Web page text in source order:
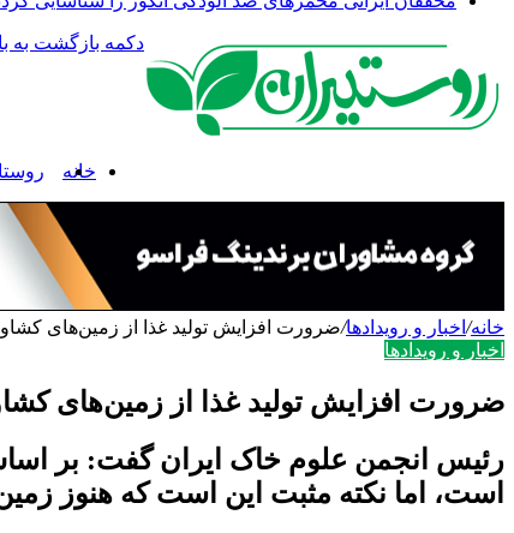
خانه
خانه/ اخبار و رویدادها/ضرورت افزایش تولید غذا از زمین‌های
اخبار و رویدادها
ضرورت افزایش تولید غذا از زمین‌های
رئیس انجمن علوم خاک ایران گفت: بر اساس
است، اما نکته مثبت این است که هنوز
دکمه بازگشت به